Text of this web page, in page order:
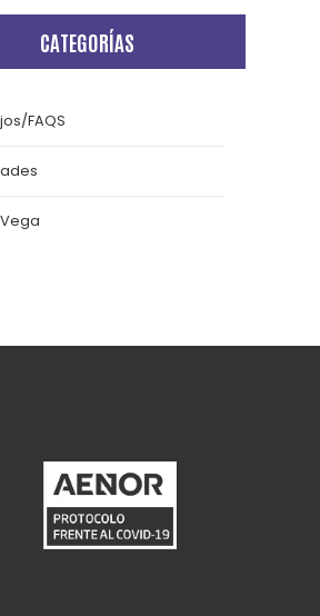
CATEGORÍAS
FAQS
Vega